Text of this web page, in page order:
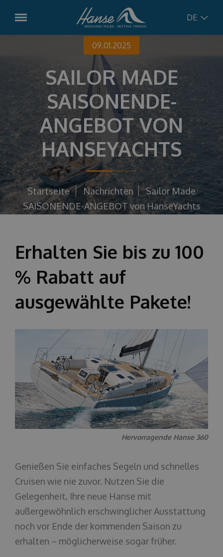
DE
German
Croatian
Russian
Hanse315
Hanse348
Hanse 360
Hanse 410
Hanse461
Hanse510
Hanse590
Vorbestellte Boote
Gebrauchtboote
Dienstleistungen
Charter-Management
Bootsservice
Charter
Concept
Nachrichten
09.01.2025
SAILOR MADE
SAISONENDE-
ANGEBOT VON
HANSEYACHTS
Startseite Nachrichten
Sailor Made
SAISONENDE-ANGEBOT von HanseYachts
Erhalten Sie bis zu 100
% Rabatt auf
ausgewählte Pakete!
Hervorragende Hanse 360
Genießen Sie einfaches Segeln und schnelles
Cruisen wie nie zuvor. Nutzen Sie die
Gelegenheit, Ihre neue Hanse mit
außergewöhnlich erschwinglicher Ausstattung
noch vor Ende der kommenden Saison zu
erhalten – möglicherweise sogar früher.